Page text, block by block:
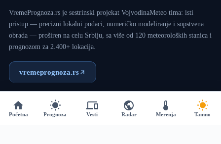
VremePrognoza.rs je sestrinski projekat VojvodinaMeteo tima: isti
pristup — precizni lokalni podaci, numeričko modeliranje i sopstvena
obrada — proširen na celu Srbiju, sa više od 120 meteoroloških stanica i
prognozom za 2.400+ lokacija.
vremeprognoza.rs
Copyright © 2017 - 2026 - VojvodinaMeteo - Dizajn:VM
Početna Prognoza Vesti Radar Merenja Tamno